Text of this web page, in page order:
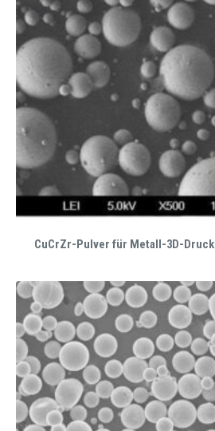
CuCrZr-Pulver für Metall-3D-Druck